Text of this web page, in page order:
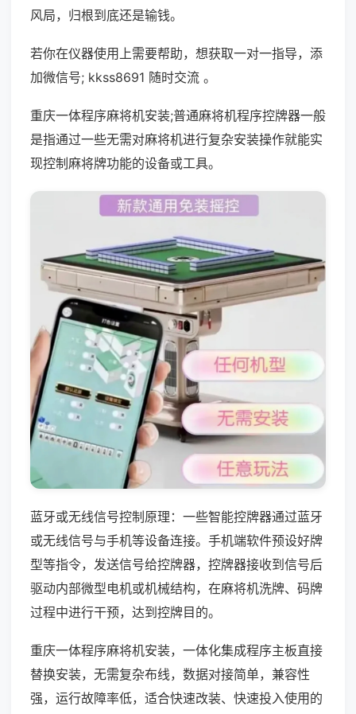
风局，归根到底还是输钱。
若你在仪器使用上需要帮助，想获取一对一指导，添
加微信号; kkss8691 随时交流 。
重庆一体程序麻将机安装;普通麻将机程序控牌器一般
是指通过一些无需对麻将机进行复杂安装操作就能实
现控制麻将牌功能的设备或工具。
蓝牙或无线信号控制原理：一些智能控牌器通过蓝牙
或无线信号与手机等设备连接。手机端软件预设好牌
型等指令，发送信号给控牌器，控牌器接收到信号后
驱动内部微型电机或机械结构，在麻将机洗牌、码牌
过程中进行干预，达到控牌目的。
重庆一体程序麻将机安装，一体化集成程序主板直接
替换安装，无需复杂布线，数据对接简单，兼容性
强，运行故障率低，适合快速改装、快速投入使用的